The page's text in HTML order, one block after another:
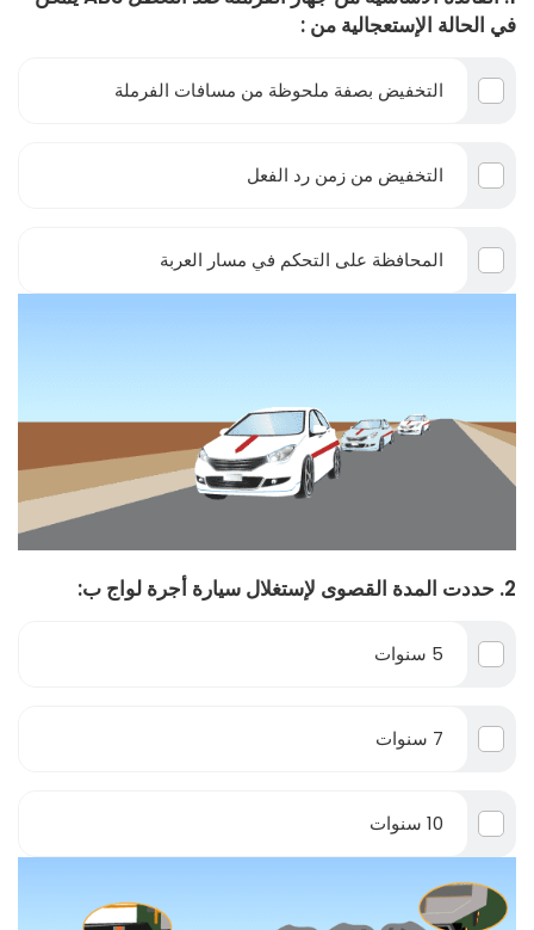
في الحالة الإستعجالية من :
التخفيض بصفة ملحوظة من مسافات الفرملة
التخفيض من زمن رد الفعل
المحافظة على التحكم في مسار العربة
2. حددت المدة القصوى لإستغلال سيارة أجرة لواج ب:
5 سنوات
7 سنوات
10 سنوات